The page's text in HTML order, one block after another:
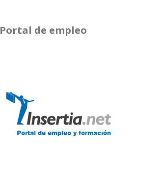
Portal de empleo